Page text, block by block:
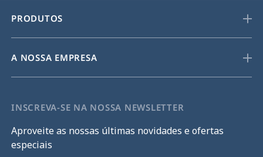
PRODUTOS
A NOSSA EMPRESA
INSCREVA-SE NA NOSSA NEWSLETTER
Aproveite as nossas últimas novidades e ofertas
especiais